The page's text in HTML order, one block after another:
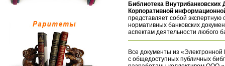
Библиотека
Корпоративной
представляет собой экспертную
нормативных банковских
аспектам деятельности любого
Все документы из «Электронной
с общедоступных публичных